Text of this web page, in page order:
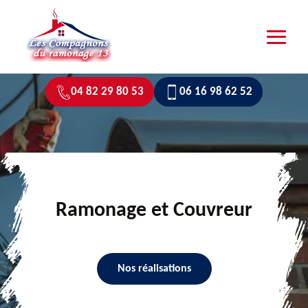
04 82 29 80 53 06 16 98 62 52
Ramonage et Couvreur
Nos réalisations